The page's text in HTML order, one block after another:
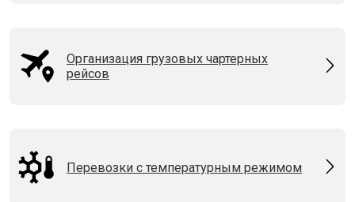
Организация грузовых чартерных
рейсов
Перевозки с температурным режимом